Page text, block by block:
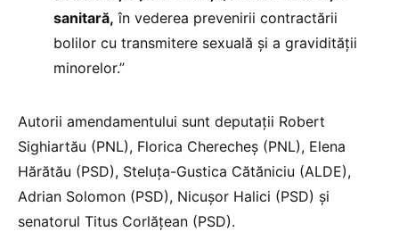
sanitară, în vederea prevenirii contractării
bolilor cu transmitere sexuală și a gravidității
minorelor.”
Autorii amendamentului sunt deputaţii Robert
Sighiartău (PNL), Florica Cherecheş (PNL), Elena
Hărătău (PSD), Steluţa-Gustica Cătăniciu (ALDE),
Adrian Solomon (PSD), Nicuşor Halici (PSD) şi
senatorul Titus Corlăţean (PSD).